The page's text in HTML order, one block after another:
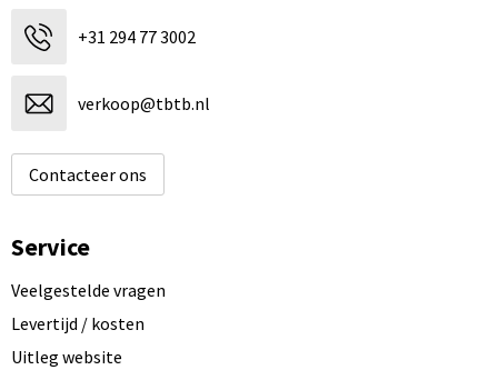
+31 294 77 3002
verkoop@tbtb.nl
Contacteer ons
Service
Veelgestelde vragen
Levertijd / kosten
Uitleg website